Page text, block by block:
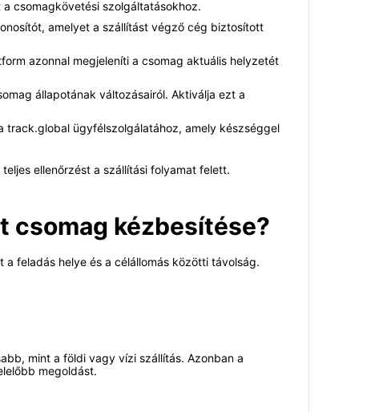
csomagkövetési szolgáltatásokhoz.
amelyet a szállítást végző cég biztosított
azonnal megjeleníti a csomag aktuális helyzetét
állapotának változásairól. Aktiválja ezt a
track.global ügyfélszolgálatához, amely készséggel
ellenőrzést a szállítási folyamat felett.
csomag kézbesítése?
feladás helye és a célállomás közötti távolság.
mint a földi vagy vízi szállítás. Azonban a
megoldást.